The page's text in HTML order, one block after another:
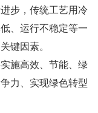
步，传统工艺用冷
、运行不稳定等一
键因素。
施高效、节能、绿
力、实现绿色转型